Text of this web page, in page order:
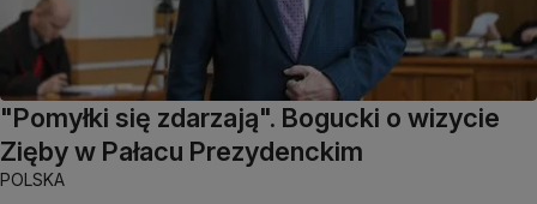
"Pomyłki się zdarzają". Bogucki o wizycie
Zięby w Pałacu Prezydenckim
POLSKA